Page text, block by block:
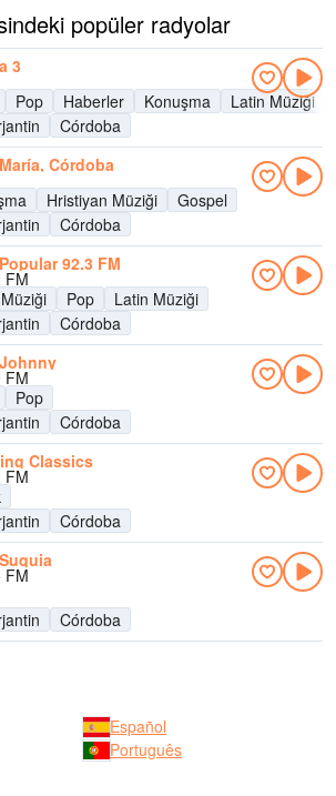
popüler radyolar
3
Pop Haberler Konuşma Latin Müziği
Córdoba
Córdoba
Hristiyan Müziği
Gospel
Córdoba
92.3 FM
FM
Pop
Latin Müziği
Córdoba
FM
Pop
Córdoba
Classics
FM
Córdoba
FM
Córdoba
Español
Português